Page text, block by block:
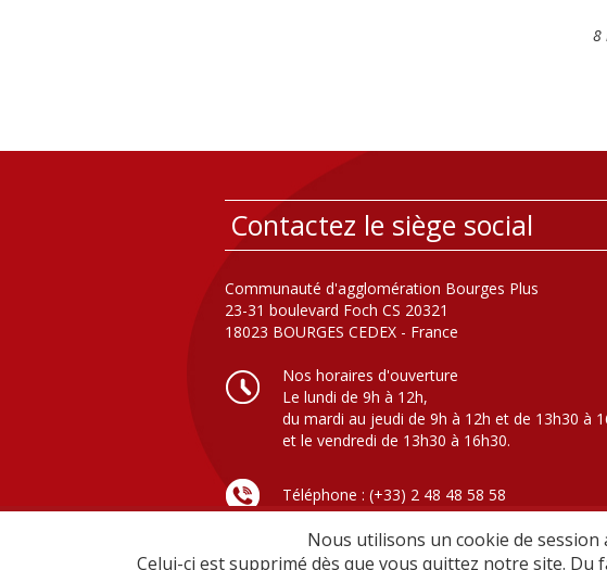
8
Contactez le siège social
Communauté d'agglomération Bourges Plus
23-31 boulevard Foch CS 20321
18023 BOURGES CEDEX - France
Nos horaires d'ouverture
Le lundi de 9h à 12h,
du mardi au jeudi de 9h à 12h et de 13h30 à
et le vendredi de 13h30 à 16h30.
Téléphone : (+33) 2 48 48 58 58
Nous utilisons un cookie de
Celui-ci est supprimé dès que vous quittez notre site.